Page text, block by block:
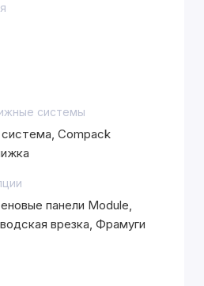
системы
Compack
панели Module,
врезка, Фрамуги